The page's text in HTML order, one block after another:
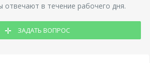
отвечают в течение рабочего дня.
ЗАДАТЬ ВОПРОС